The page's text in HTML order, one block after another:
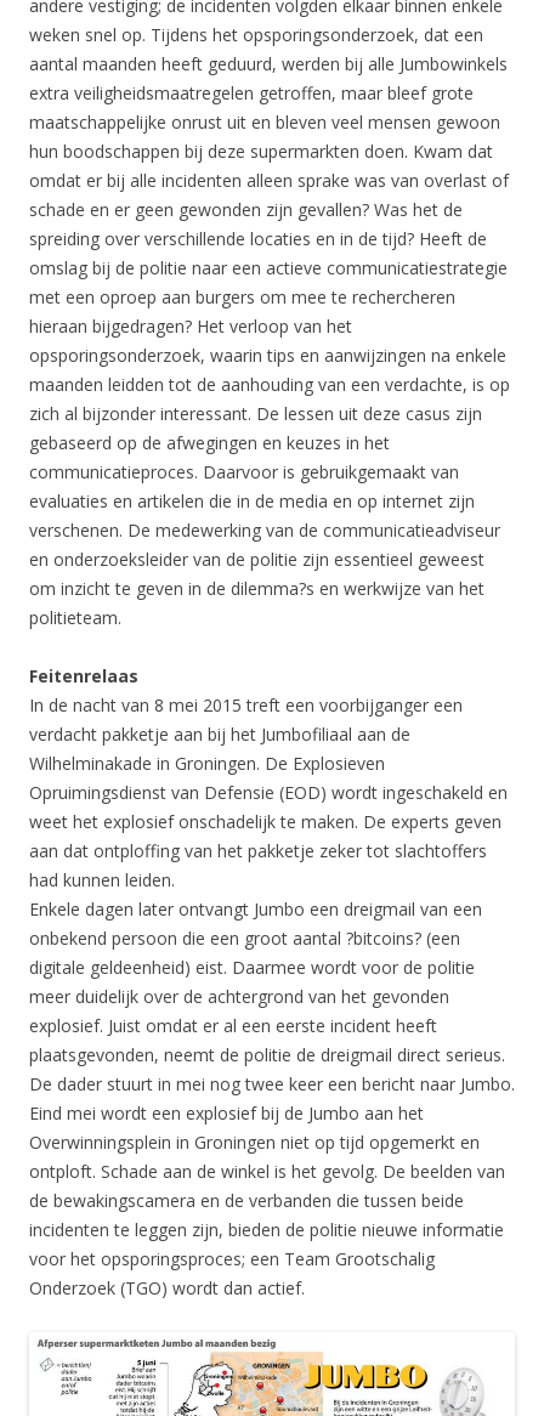
andere vestiging; de incidenten volgden elkaar binnen enkele
weken snel op. Tijdens het opsporingsonderzoek, dat een
aantal maanden heeft geduurd, werden bij alle Jumbowinkels
extra veiligheidsmaatregelen getroffen, maar bleef grote
maatschappelijke onrust uit en bleven veel mensen gewoon
hun boodschappen bij deze supermarkten doen. Kwam dat
omdat er bij alle incidenten alleen sprake was van overlast of
schade en er geen gewonden zijn gevallen? Was het de
spreiding over verschillende locaties en in de tijd? Heeft de
omslag bij de politie naar een actieve communicatiestrategie
met een oproep aan burgers om mee te rechercheren
hieraan bijgedragen? Het verloop van het
opsporingsonderzoek, waarin tips en aanwijzingen na enkele
maanden leidden tot de aanhouding van een verdachte, is op
zich al bijzonder interessant. De lessen uit deze casus zijn
gebaseerd op de afwegingen en keuzes in het
communicatieproces. Daarvoor is gebruikgemaakt van
evaluaties en artikelen die in de media en op internet zijn
verschenen. De medewerking van de communicatieadviseur
en onderzoeksleider van de politie zijn essentieel geweest
om inzicht te geven in de dilemma?s en werkwijze van het
politieteam.
Feitenrelaas
In de nacht van 8 mei 2015 treft een voorbijganger een
verdacht pakketje aan bij het Jumbofiliaal aan de
Wilhelminakade in Groningen. De Explosieven
Opruimingsdienst van Defensie (EOD) wordt ingeschakeld en
weet het explosief onschadelijk te maken. De experts geven
aan dat ontploffing van het pakketje zeker tot slachtoffers
had kunnen leiden.
Enkele dagen later ontvangt Jumbo een dreigmail van een
onbekend persoon die een groot aantal ?bitcoins? (een
digitale geldeenheid) eist. Daarmee wordt voor de politie
meer duidelijk over de achtergrond van het gevonden
explosief. Juist omdat er al een eerste incident heeft
plaatsgevonden, neemt de politie de dreigmail direct serieus.
De dader stuurt in mei nog twee keer een bericht naar Jumbo.
Eind mei wordt een explosief bij de Jumbo aan het
Overwinningsplein in Groningen niet op tijd opgemerkt en
ontploft. Schade aan de winkel is het gevolg. De beelden van
de bewakingscamera en de verbanden die tussen beide
incidenten te leggen zijn, bieden de politie nieuwe informatie
voor het opsporingsproces; een Team Grootschalig
Onderzoek (TGO) wordt dan actief.